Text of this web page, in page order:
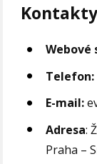
Webové
Telefon:
E-mail:
Adresa:
Praha –